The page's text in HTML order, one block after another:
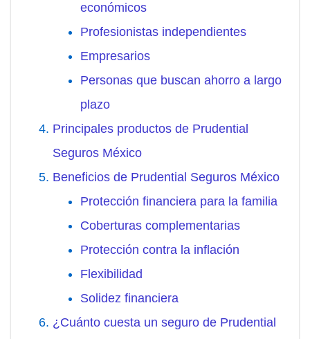
económicos
Profesionistas independientes
Empresarios
Personas que buscan ahorro a largo
plazo
Principales productos de Prudential
Seguros México
Beneficios de Prudential Seguros México
Protección financiera para la familia
Coberturas complementarias
Protección contra la inflación
Flexibilidad
Solidez financiera
¿Cuánto cuesta un seguro de Prudential